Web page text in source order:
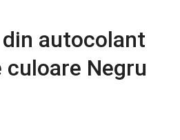
autocolant
Negru